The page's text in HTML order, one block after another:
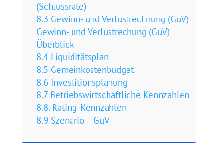
(Schlussrate)
8.3 Gewinn- und Verlustrechnung (GuV)
Gewinn- und Verlustrechung (GuV)
Überblick
8.4 Liquiditätsplan
8.5 Gemeinkostenbudget
8.6 Investitionsplanung
8.7 Betriebswirtschaftliche Kennzahlen
8.8. Rating-Kennzahlen
8.9 Szenario – GuV